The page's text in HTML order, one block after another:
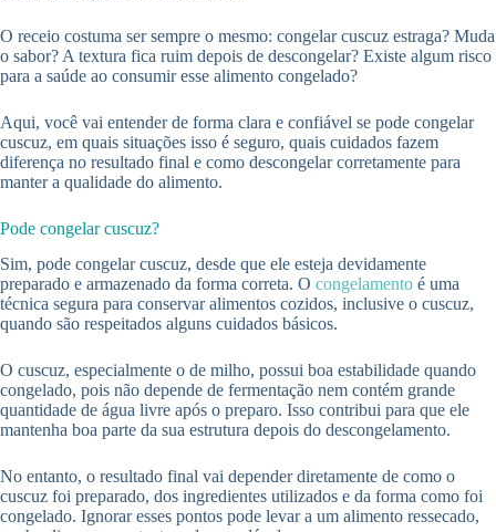
O receio costuma ser sempre o mesmo: congelar cuscuz estraga? Muda
o sabor? A textura fica ruim depois de descongelar? Existe algum risco
para a saúde ao consumir esse alimento congelado?
Aqui, você vai entender de forma clara e confiável se pode congelar
cuscuz, em quais situações isso é seguro, quais cuidados fazem
diferença no resultado final e como descongelar corretamente para
manter a qualidade do alimento.
Pode congelar cuscuz?
Sim, pode congelar cuscuz, desde que ele esteja devidamente
preparado e armazenado da forma correta. O congelamento é uma
técnica segura para conservar alimentos cozidos, inclusive o cuscuz,
quando são respeitados alguns cuidados básicos.
O cuscuz, especialmente o de milho, possui boa estabilidade quando
congelado, pois não depende de fermentação nem contém grande
quantidade de água livre após o preparo. Isso contribui para que ele
mantenha boa parte da sua estrutura depois do descongelamento.
No entanto, o resultado final vai depender diretamente de como o
cuscuz foi preparado, dos ingredientes utilizados e da forma como foi
congelado. Ignorar esses pontos pode levar a um alimento ressecado,